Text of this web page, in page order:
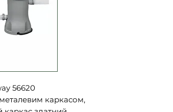
56620
каркасом,